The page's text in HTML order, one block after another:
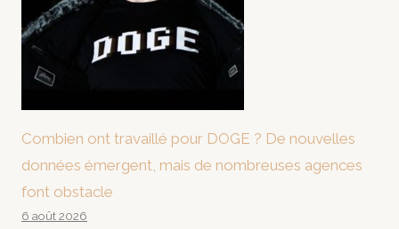
Combien ont travaillé pour DOGE ? De nouvelles
données émergent, mais de nombreuses agences
font obstacle
6 août 2026